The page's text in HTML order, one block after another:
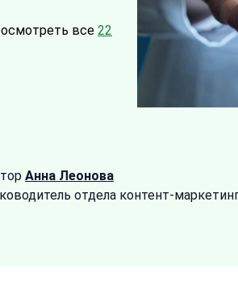
все 22
Анна Леонова
отдела контент-